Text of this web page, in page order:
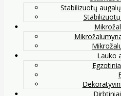
Stabilizuotų
Lauko